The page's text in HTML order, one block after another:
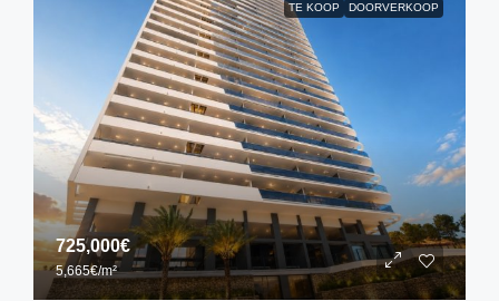
TE KOOP DOORVERKOOP
725,000€
5,665€/m²